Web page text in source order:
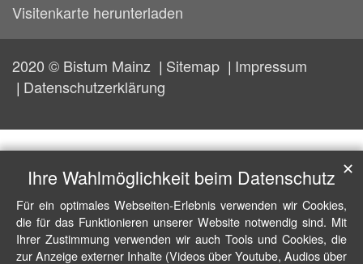
Visitenkarte herunterladen
2020 © Bistum Mainz Sitemap
Impressum
Datenschutzerklärung
Ihre Wahlmöglichkeit beim Datenschutz
Für ein optimales Webseiten-Erlebnis verwenden wir Cookies,
die für das Funktionieren unserer Website notwendig sind. Mit
Ihrer Zustimmung verwenden wir auch Tools und Cookies, die
zur Anzeige externer Inhalte (Videos über Youtube, Audios über
✕